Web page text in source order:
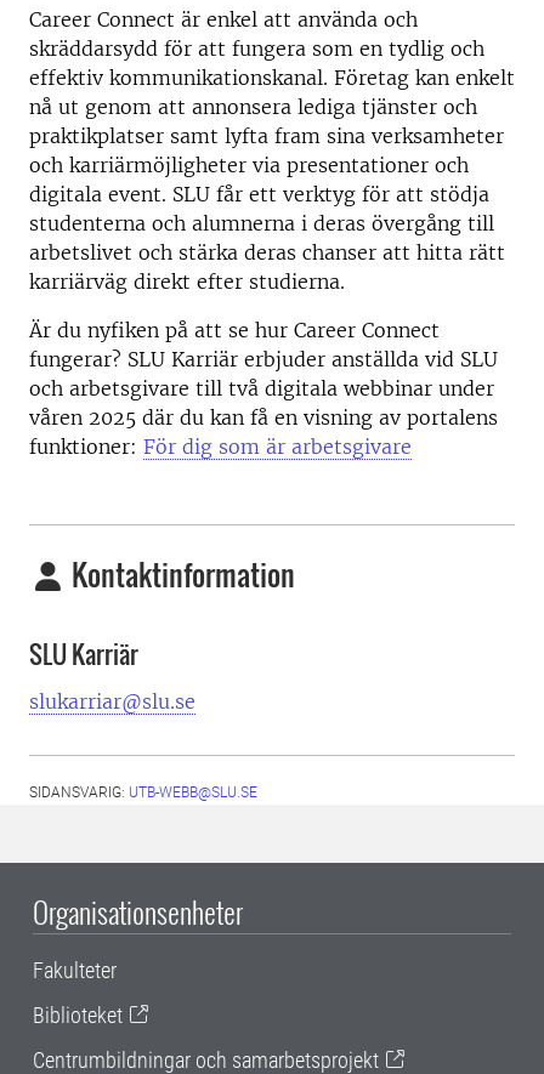
Career Connect är enkel att använda och
skräddarsydd för att fungera som en tydlig och
effektiv kommunikationskanal. Företag kan enkelt
nå ut genom att annonsera lediga tjänster och
praktikplatser samt lyfta fram sina verksamheter
och karriärmöjligheter via presentationer och
digitala event. SLU får ett verktyg för att stödja
studenterna och alumnerna i deras övergång till
arbetslivet och stärka deras chanser att hitta rätt
karriärväg direkt efter studierna.
Är du nyfiken på att se hur Career Connect
fungerar? SLU Karriär erbjuder anställda vid SLU
och arbetsgivare till två digitala webbinar under
våren 2025 där du kan få en visning av portalens
funktioner: För dig som är arbetsgivare
Kontaktinformation
SLU Karriär
slukarriar@slu.se
SIDANSVARIG: UTB-WEBB@SLU.SE
Organisationsenheter
Fakulteter
Biblioteket
Centrumbildningar och samarbetsprojekt